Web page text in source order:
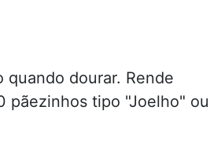
quando dourar. Rende
pãezinhos tipo "Joelho" ou